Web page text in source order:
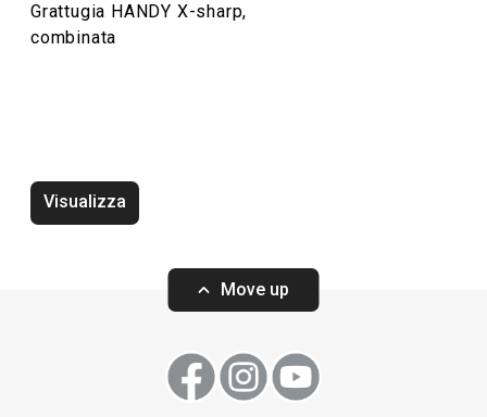
HANDY
Grattugia HANDY X-sharp,
combinata
Visualizza
Move up